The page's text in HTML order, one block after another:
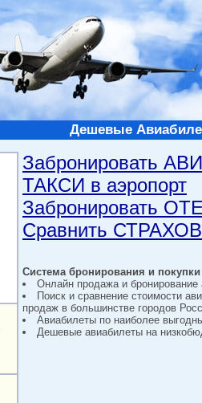
Дешевые
Забронировать
ТАКСИ в аэропорт
Забронировать
Сравнить
Система бронирования и покупки
Онлайн продажа и
Поиск и сравнение стоимости
продаж в большинстве городов
Авиабилеты по наиболее
Дешевые авиабилеты на